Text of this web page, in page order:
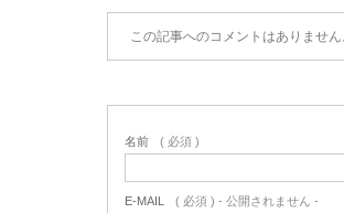
この記事へのコメントはありません
名前 ( 必須 )
E-MAIL ( 必須 ) - 公開されません -